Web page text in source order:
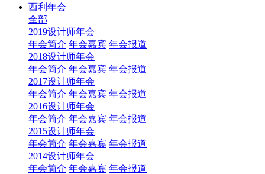
西利年会
全部
2019设计师年会
年会简介 年会嘉宾 年会报道
2018设计师年会
年会简介 年会嘉宾 年会报道
2017设计师年会
年会简介 年会嘉宾 年会报道
2016设计师年会
年会简介 年会嘉宾 年会报道
2015设计师年会
年会简介 年会嘉宾 年会报道
2014设计师年会
年会简介 年会嘉宾 年会报道